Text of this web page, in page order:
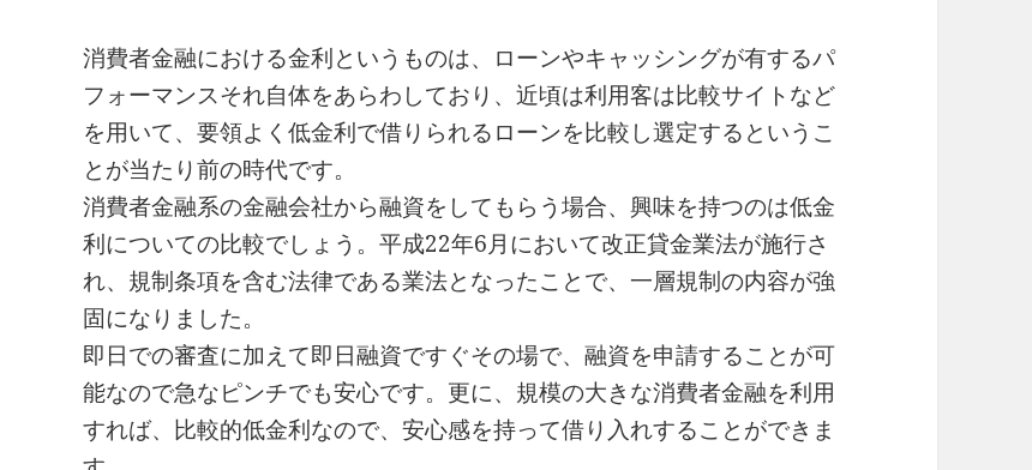
消費者金融における金利というものは、ローンやキャッシングが有するパ
フォーマンスそれ自体をあらわしており、近頃は利用客は比較サイトなど
を用いて、要領よく低金利で借りられるローンを比較し選定するというこ
とが当たり前の時代です。
消費者金融系の金融会社から融資をしてもらう場合、興味を持つのは低金
利についての比較でしょう。平成22年6月において改正貸金業法が施行さ
れ、規制条項を含む法律である業法となったことで、一層規制の内容が強
固になりました。
即日での審査に加えて即日融資ですぐその場で、融資を申請することが可
能なので急なピンチでも安心です。更に、規模の大きな消費者金融を利用
すれば、比較的低金利なので、安心感を持って借り入れすることができま